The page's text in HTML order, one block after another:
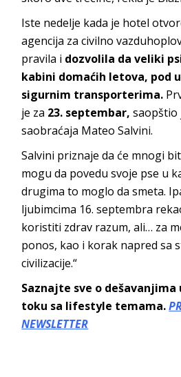
Iste nedelje kada je hotel
agencija za civilno
pravila i dozvolila da veliki
kabini domaćih letova, pod
sigurnim transporterima.
je za 23. septembar, saopštio
saobraćaja Mateo Salvini.
Salvini priznaje da će mnogi
mogu da povedu svoje pse u
drugima to moglo da smeta.
ljubimcima 16. septembra
koristiti zdrav razum, ali… za
ponos, kao i korak napred sa
civilizacije.“
Saznajte sve o
toku sa lifestyle temama.
NEWSLETTER